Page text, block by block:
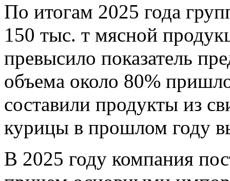
По итогам 2025 года
150 тыс. т мясной
превысило показатель
объема около 80%
составили продукты из
курицы в прошлом году
В 2025 году компания